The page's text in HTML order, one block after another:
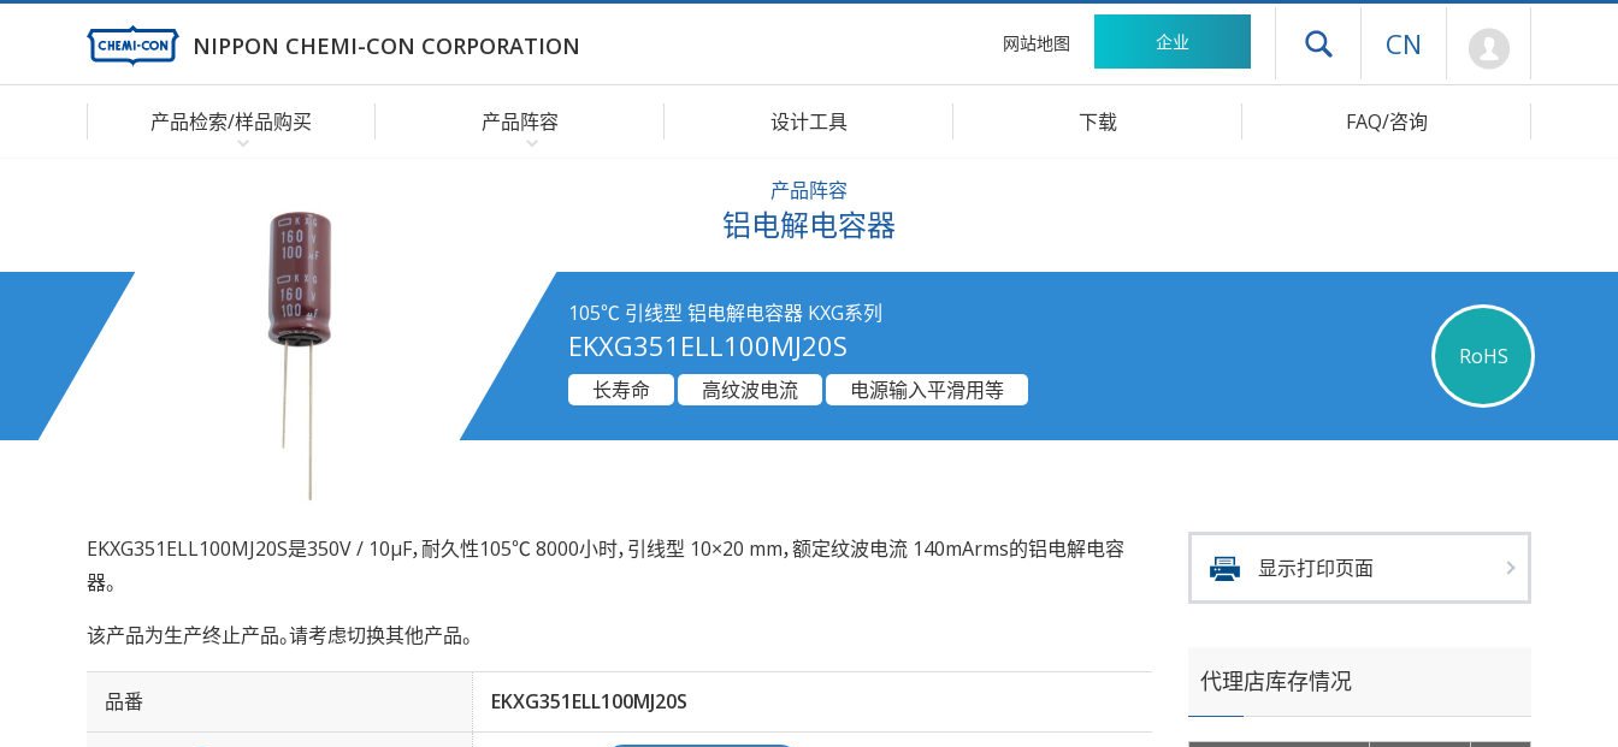
NIPPON CHEMI-CON CORPORATION 网站地图 企业 打开抽屉菜单
CN
产品检索/样品购买 产品阵容 设计工具 下载 FAQ/咨询
产品阵容
铝电解电容器
105℃ 引线型 铝电解电容器 KXG系列
EKXG351ELL100MJ20S
RoHS
长寿命
高纹波电流 电源输入平滑用等
EKXG351ELL100MJ20S是350V / 10µF，耐久性105℃ 8000小时，引线型 10×20 mm，额定纹波电流 140mArms的铝电解电容
器。
该产品为生产终止产品。请考虑切换其他产品。
品番 EKXG351ELL100MJ20S
显示打印页面
代理店库存情况